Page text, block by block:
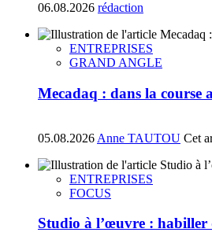
06.08.2026 rédaction
ENTREPRISES
GRAND ANGLE
Mecadaq : dans la course
05.08.2026 Anne TAUTOU Cet
ENTREPRISES
FOCUS
Studio à l’œuvre : habiller